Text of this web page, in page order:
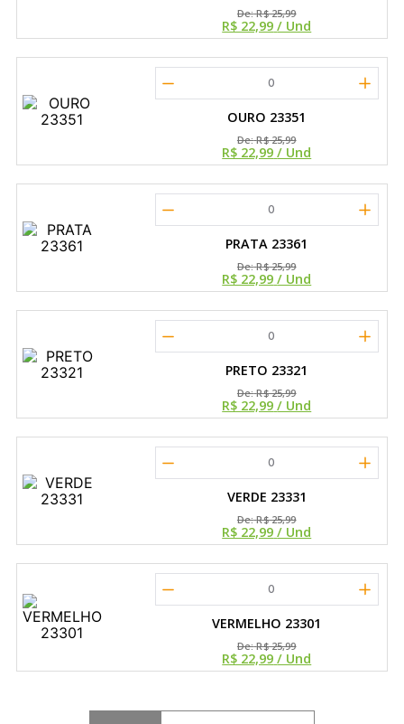
De: R$ 25,99
R$ 22,99 / Und
0
OURO 23351
De: R$ 25,99
R$ 22,99 / Und
0
PRATA 23361
De: R$ 25,99
R$ 22,99 / Und
0
PRETO 23321
De: R$ 25,99
R$ 22,99 / Und
0
VERDE 23331
De: R$ 25,99
R$ 22,99 / Und
0
VERMELHO 23301
De: R$ 25,99
R$ 22,99 / Und